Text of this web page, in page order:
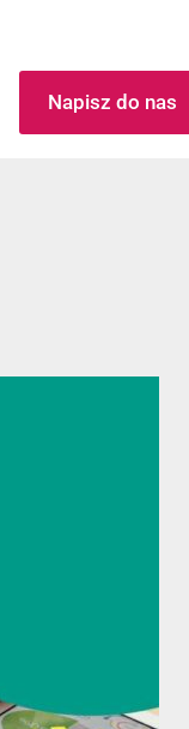
Napisz do nas